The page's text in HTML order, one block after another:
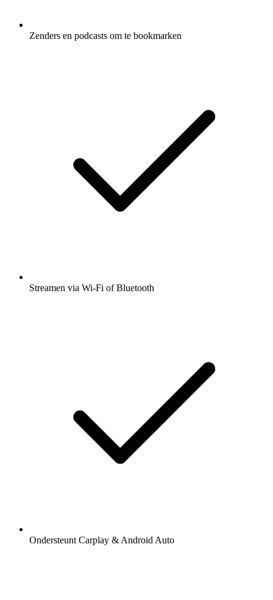
Zenders en podcasts om te bookmarken
Streamen via Wi-Fi of Bluetooth
Ondersteunt Carplay & Android Auto